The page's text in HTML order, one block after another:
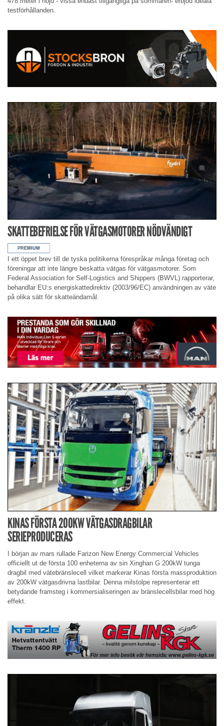
testförhållanden.
SKATTEBEFRIELSE FÖR VÄTGASMOTORER NÖDVÄNDIGT
I ett öppet brev till de tyska politikerna förespråkar många företag och
föreningar att inte längre beskatta vätgas för vätgasmotorer. Som
Federal Association for Self-Logistics and Shippers (BWVL) rapporterar,
behandlar EU:s energiskattedirektiv (2003/96/EC) användningen av väte
på olika sätt för skatteändamål.
KINAS FÖRSTA 200KW VÄTGASDRAGBILAR
SERIEPRODUCERAS
I början av mars rullade Farizon New Energy Commercial Vehicles
officiellt ut de första 100 enheterna av sin Xinghan G 200kW tunga
dragbil med vätebränslecell vilket markerar Kinas första massproduktion
av 200kW vätgasdrivna lastbilar. Denna milstolpe representerar ett
betydande framsteg i kommersialiseringen av bränslecellsbilar med hög
effekt.